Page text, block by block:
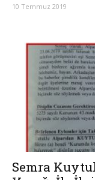
10 Temmuz 2019
Semra